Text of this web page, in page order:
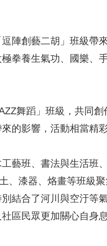
陣創藝二胡」班級帶
拳養生氣功、國樂、
舞蹈」班級，共同
的影響，活動相當精彩
藝班、書法與生活班
、漆器、烙畫等班級
結合了河川與空汙等
區民眾更加關心自身